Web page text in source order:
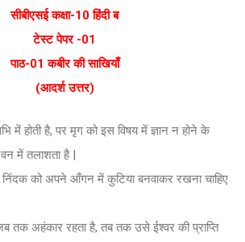
सीबीएसई कक्षा-10 हिंदी ब
टेस्ट पेपर -01
पाठ-01 कबीर की साखियाँ
(आदर्श उत्तर)
में होती है, पर मृग को इस विषय में ज्ञान न होने के
में तलाशता है |
को अपने आँगन में कुटिया बनवाकर रखना चाहिए
तक अहंकार रहता है, तब तक उसे ईश्वर की प्राप्ति